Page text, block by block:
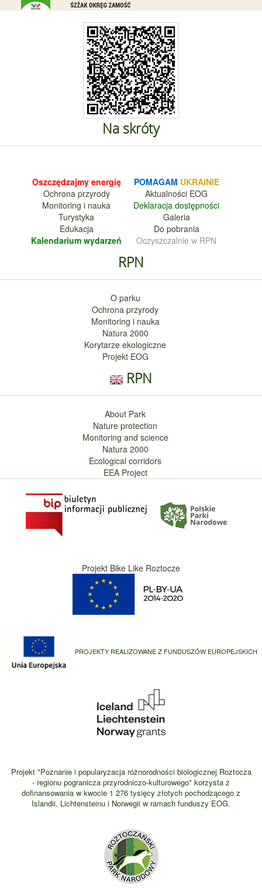
Na skróty
Oszczędzajmy energię
Ochrona przyrody
Monitoring i nauka
Turystyka
Edukacja
Kalendarium wydarzeń
POMAGAM UKRAINIE
Aktualności EOG
Deklaracja dostępności
Galeria
Do pobrania
Oczyszczalnie w RPN
RPN
O parku
Ochrona przyrody
Monitoring i nauka
Natura 2000
Korytarze ekologiczne
Projekt EOG
RPN
About Park
Nature protection
Monitoring and science
Natura 2000
Ecological corridors
EEA Project
Projekt Bike Like Roztocze
PROJEKTY REALIZOWANE Z FUNDUSZÓW EUROPEJSKICH
Projekt "Poznanie i popularyzacja różnorodności biologicznej Roztocza
- regionu pogranicza przyrodniczo-kulturowego" korzysta z
dofinansowania w kwocie 1 276 tysięcy złotych pochodzącego z
Islandii, Lichtensteinu i Norwegii w ramach funduszy EOG.